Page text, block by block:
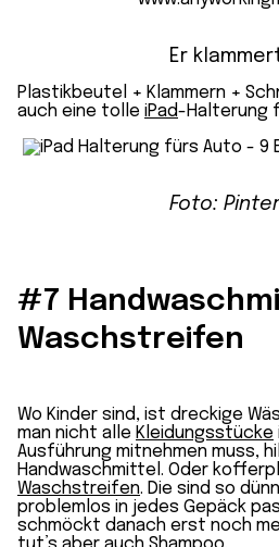
Er
Plastikbeutel + Klammern +
auch eine tolle iPad-Halterung
Foto:
#7
Waschstreifen
Wo Kinder sind, ist dreckige
man nicht alle Kleidungsstücke
Ausführung mitnehmen muss,
Handwaschmittel. Oder
Waschstreifen. Die sind so
problemlos in jedes Gepäck
schmöckt danach erst noch